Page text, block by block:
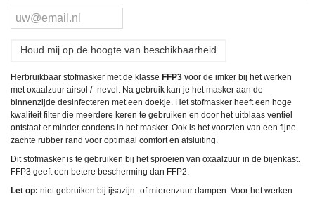
Houd mij op de hoogte van beschikbaarheid
Herbruikbaar stofmasker met de klasse FFP3 voor de imker bij het werken
met oxaalzuur airsol / -nevel. Na gebruik kan je het masker aan de
binnenzijde desinfecteren met een doekje. Het stofmasker heeft een hoge
kwaliteit filter die meerdere keren te gebruiken en door het uitblaas ventiel
ontstaat er minder condens in het masker. Ook is het voorzien van een fijne
zachte rubber rand voor optimaal comfort en afsluiting.
Dit stofmasker is te gebruiken bij het sproeien van oxaalzuur in de bijenkast.
FFP3 geeft een betere bescherming dan FFP2.
Let op: niet gebruiken bij ijsazijn- of mierenzuur dampen. Voor het werken